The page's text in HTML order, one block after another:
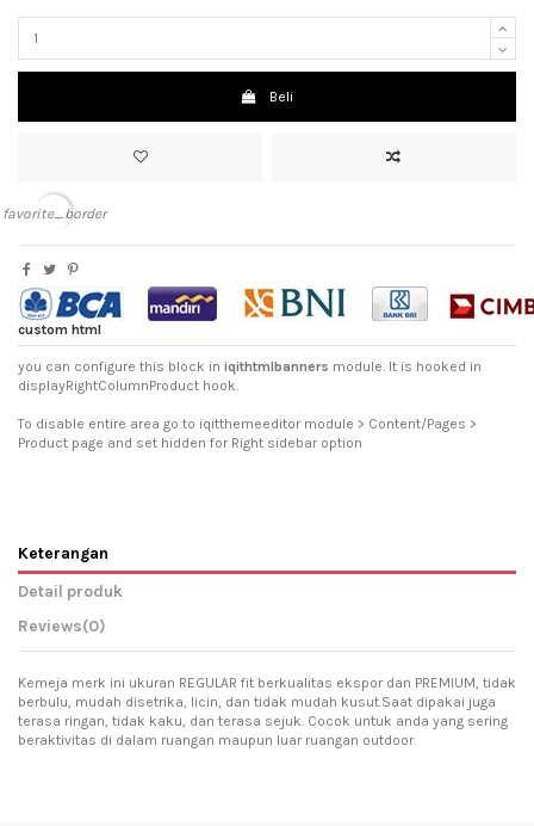
Beli
favorite_border
custom html
you can configure this block in iqithtmlbanners module. It is hooked in
displayRightColumnProduct hook.
To disable entire area go to iqitthemeeditor module > Content/Pages >
Product page and set hidden for Right sidebar option
Keterangan
Detail produk
Reviews(0)
Kemeja merk ini ukuran REGULAR fit berkualitas ekspor dan PREMIUM, tidak
berbulu, mudah disetrika, licin, dan tidak mudah kusut.Saat dipakai juga
terasa ringan, tidak kaku, dan terasa sejuk. Cocok untuk anda yang sering
beraktivitas di dalam ruangan maupun luar ruangan outdoor.